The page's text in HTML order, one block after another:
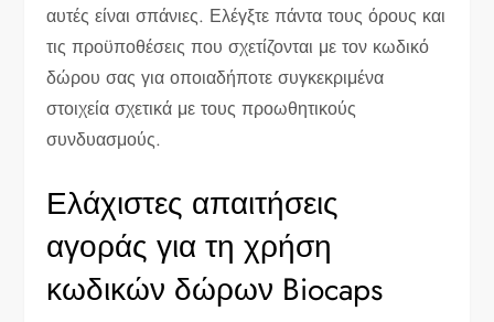
αυτές είναι σπάνιες. Ελέγξτε πάντα τους όρους και
τις προϋποθέσεις που σχετίζονται με τον κωδικό
δώρου σας για οποιαδήποτε συγκεκριμένα
στοιχεία σχετικά με τους προωθητικούς
συνδυασμούς.
Ελάχιστες απαιτήσεις
αγοράς για τη χρήση
κωδικών δώρων Biocaps